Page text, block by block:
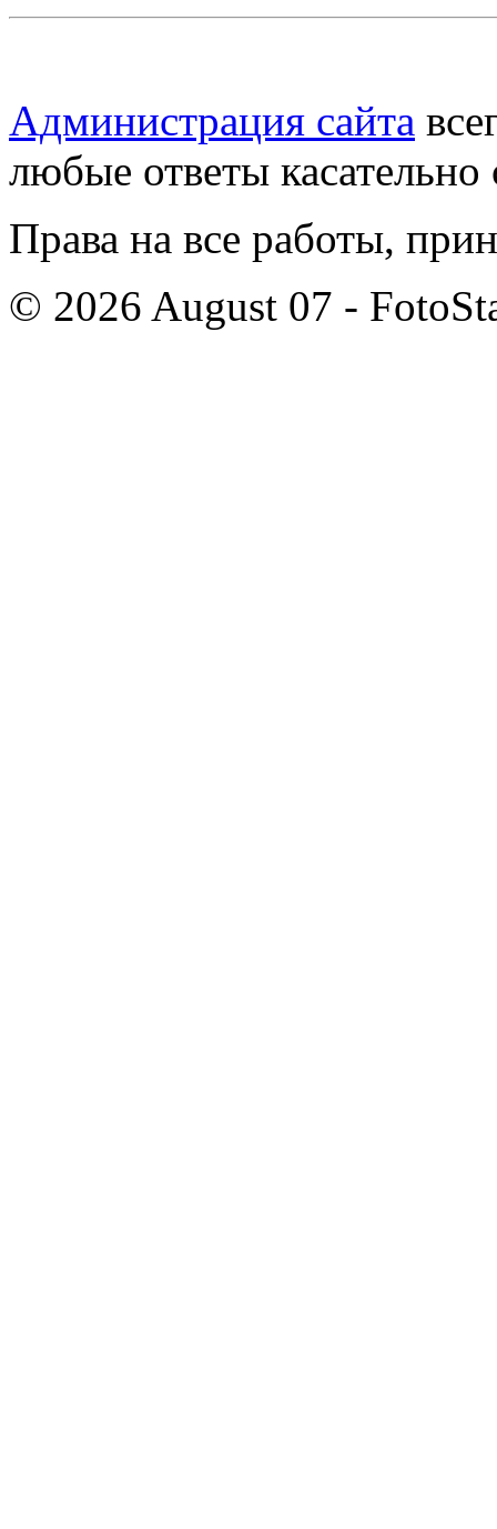
Администрация сайта
любые ответы касательно
Права на все работы,
© 2026 August 07 -